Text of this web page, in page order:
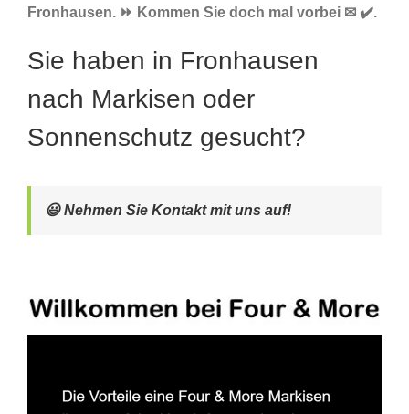
Fronhausen. ⏩ Kommen Sie doch mal vorbei ✉ ✔️.
Sie haben in Fronhausen
nach Markisen oder
Sonnenschutz gesucht?
😃 Nehmen Sie Kontakt mit uns auf!